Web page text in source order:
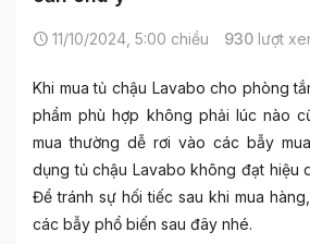
11/10/2024, 5:00 chiều 930 lượt
Khi mua tủ chậu Lavabo cho phòng
phẩm phù hợp không phải lúc nào
mua thường dễ rơi vào các bẫy
dụng tủ chậu Lavabo không đạt hiệu
Để tránh sự hối tiếc sau khi mua
các bẫy phổ biến sau đây nhé.